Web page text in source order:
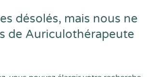
désolés, mais nous ne
de Auriculothérapeute